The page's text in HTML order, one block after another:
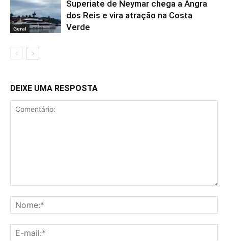
Geral
Superiate de Neymar chega a Angra
dos Reis e vira atração na Costa
Verde
DEIXE UMA RESPOSTA